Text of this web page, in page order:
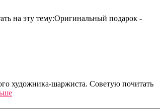
на эту тему:Оригинальный подарок -
художника-шаржиста. Советую почитать